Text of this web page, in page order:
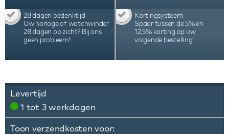
28 dagen bedenktijd
Uw horloge of watchwinder
28 dagen op zicht? Bij ons
geen probleem!
Kortingsysteem
Spaar tussen de 5% en
12,5% korting op uw
volgende bestelling!
Levertijd
1 tot 3 werkdagen
Toon verzendkosten voor: